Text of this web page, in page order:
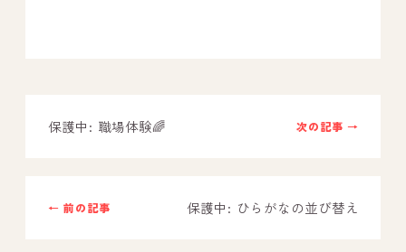
スタッフブログ
－ 福津事業所のブログ
次の記事 →
保護中: 職場体験🌈
← 前の記事 保護中: ひらがなの並び替え